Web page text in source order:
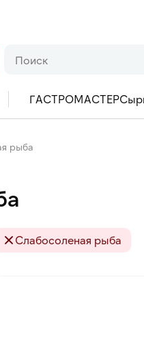
ГАСТРОМАСТЕР
рыба
Слабосоленая рыба